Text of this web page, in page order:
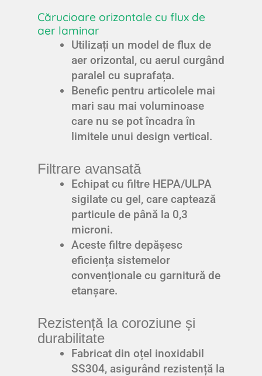
Cărucioare orizontale cu flux de
aer laminar
Utilizați un model de flux de
aer orizontal, cu aerul curgând
paralel cu suprafața.
Benefic pentru articolele mai
mari sau mai voluminoase
care nu se pot încadra în
limitele unui design vertical.
Filtrare avansată
Echipat cu filtre HEPA/ULPA
sigilate cu gel, care captează
particule de până la 0,3
microni.
Aceste filtre depășesc
eficiența sistemelor
convenționale cu garnitură de
etanșare.
Rezistență la coroziune și
durabilitate
Fabricat din oțel inoxidabil
SS304, asigurând rezistență la